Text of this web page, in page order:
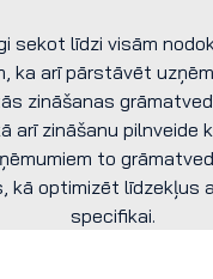
sekot līdzi visām
ka arī pārstāvēt
zināšanas
arī zināšanu pilnveide
to
kā optimizēt līdzekļus
specifikai.